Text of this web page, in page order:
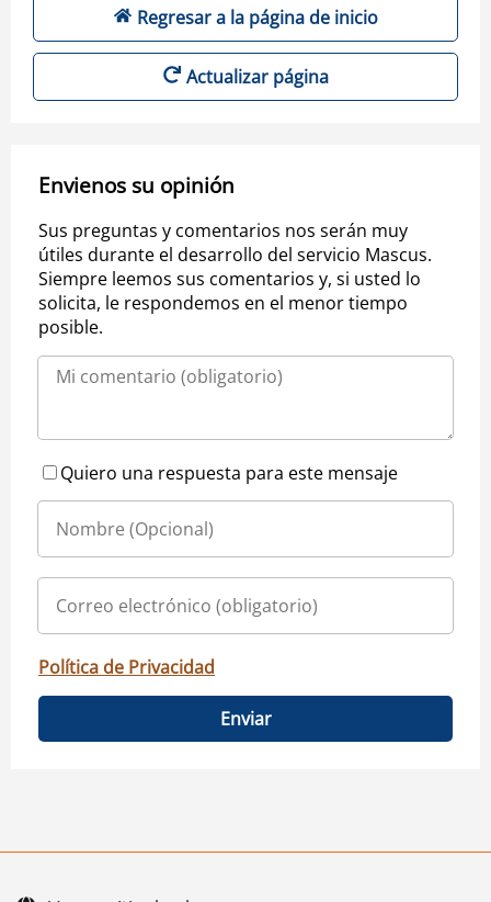
Regresar a la página de inicio
Actualizar página
Envienos su opinión
Sus preguntas y comentarios nos serán muy
útiles durante el desarrollo del servicio Mascus.
Siempre leemos sus comentarios y, si usted lo
solicita, le respondemos en el menor tiempo
posible.
Quiero una respuesta para este mensaje
Política de Privacidad
Enviar